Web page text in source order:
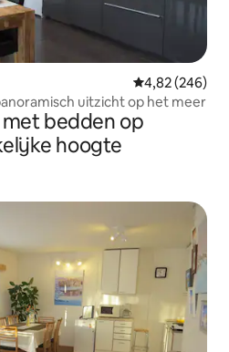
Gemiddelde
4,82 (246)
uitzicht op het meer
bedden op
hoogte